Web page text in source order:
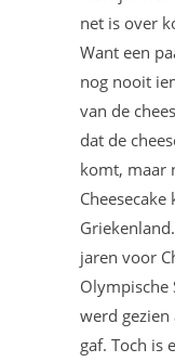
net is over
Want een
nog nooit
van de
dat de
komt, maar
jaren voor
Olympische
werd
gaf. Toch is